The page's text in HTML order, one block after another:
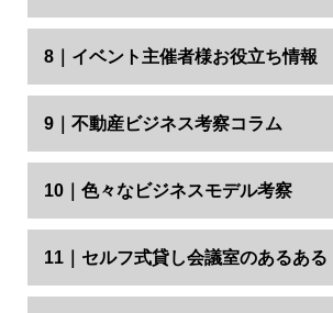
8｜イベント主催者様お役立ち情報
9｜不動産ビジネス考察コラム
10｜色々なビジネスモデル考察
11｜セルフ式貸し会議室のあるある